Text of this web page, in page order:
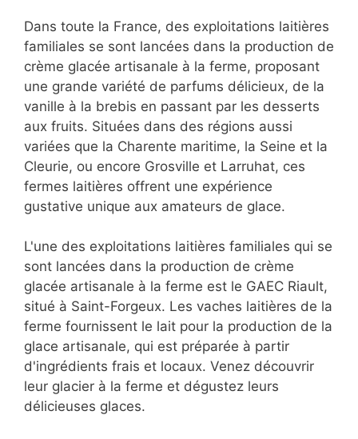
Dans toute la France, des exploitations laitières
familiales se sont lancées dans la production de
crème glacée artisanale à la ferme, proposant
une grande variété de parfums délicieux, de la
vanille à la brebis en passant par les desserts
aux fruits. Situées dans des régions aussi
variées que la Charente maritime, la Seine et la
Cleurie, ou encore Grosville et Larruhat, ces
fermes laitières offrent une expérience
gustative unique aux amateurs de glace.
L'une des exploitations laitières familiales qui se
sont lancées dans la production de crème
glacée artisanale à la ferme est le GAEC Riault,
situé à Saint-Forgeux. Les vaches laitières de la
ferme fournissent le lait pour la production de la
glace artisanale, qui est préparée à partir
d'ingrédients frais et locaux. Venez découvrir
leur glacier à la ferme et dégustez leurs
délicieuses glaces.